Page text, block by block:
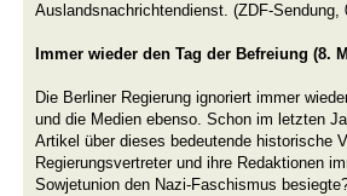
Auslandsnachrichtendienst. (ZDF-Sendung,
Immer wieder den Tag der Befreiung (8.
Die Berliner Regierung ignoriert immer
und die Medien ebenso. Schon im letzten
Artikel über dieses bedeutende historische
Regierungsvertreter und ihre Redaktionen
Sowjetunion den Nazi-Faschismus